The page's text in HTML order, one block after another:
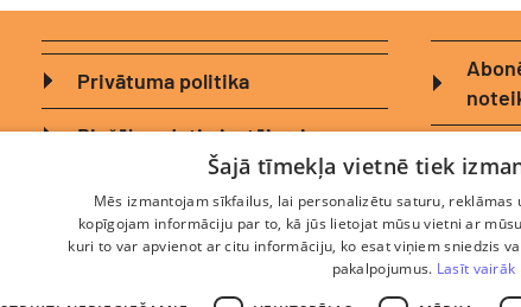
Privātuma politika
Biežāk uzdotie jautājumi
Sīkdatņu lietošanas noteikumi
Šajā tīmekļa vietnē tiek
Mēs izmantojam sīkfailus, lai personalizētu saturu,
kopīgojam informāciju par to, kā jūs lietojat mūsu vietni ar
kuri to var apvienot ar citu informāciju, ko esat viņiem sniedzis
pakalpojumus. Lasīt vairāk